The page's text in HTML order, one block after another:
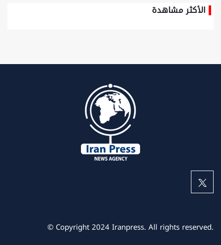
الأكثر مشاهدة
© Copyright 2024 Iranpress. All rights reserved.